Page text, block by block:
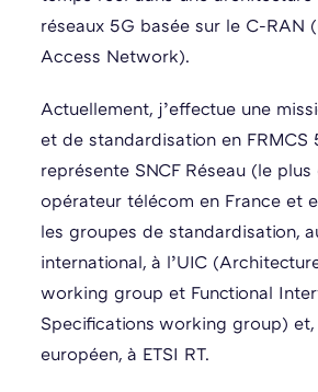
réseaux 5G basée sur le C-RAN
Access Network).
Actuellement, j’effectue une
et de standardisation en FRMCS
représente SNCF Réseau (le plus
opérateur télécom en France et
les groupes de standardisation,
international, à l’UIC
working group et Functional
Specifications working group) et,
européen, à ETSI RT.